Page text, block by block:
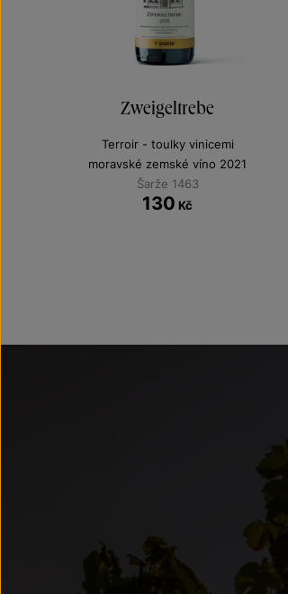
Zweigeltrebe
Terroir - toulky vinicemi
moravské zemské víno 2021
Šarže 1463
130 Kč